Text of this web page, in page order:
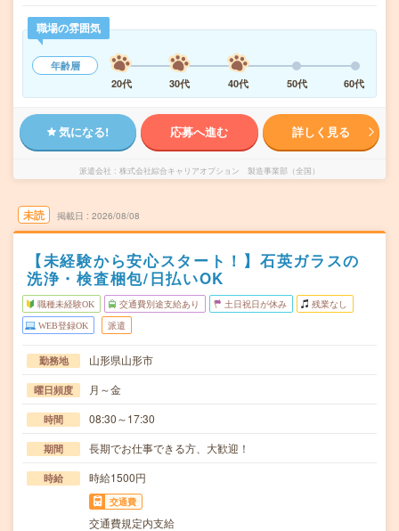
職場の雰囲気
年齢層
20代
30代 40代 50代 60代
気になる! 応募へ進む 詳しく見る
派遣会社 株式会社綜合キャリアオプション 製造事業部（全国）
未読 掲載日 2026/08/08
【未経験から安心スタート！】石英ガラスの
洗浄・検査梱包/日払いOK
職種未経験OK 交通費別途支給あり 土日祝日が休み 残業なし
WEB登録OK 派遣
勤務地 山形県山形市
曜日頻度 月～金
時間 08:30～17:30
期間 長期でお仕事できる方、大歓迎！
時給 時給1500円
交通費
交通費規定内支給